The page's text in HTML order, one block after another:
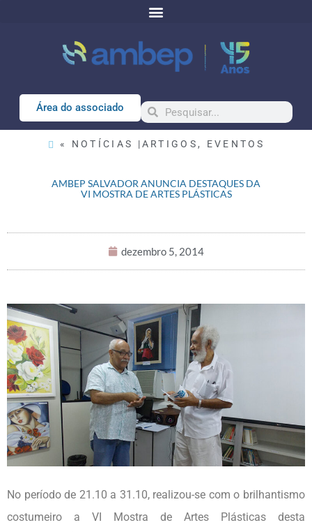
Área do associado
« NOTÍCIAS |ARTIGOS , EVENTOS
AMBEP SALVADOR ANUNCIA DESTAQUES DA
VI MOSTRA DE ARTES PLÁSTICAS
dezembro 5, 2014
No período de 21.10 a 31.10, realizou-se com o brilhantismo
costumeiro a VI Mostra de Artes Plásticas desta